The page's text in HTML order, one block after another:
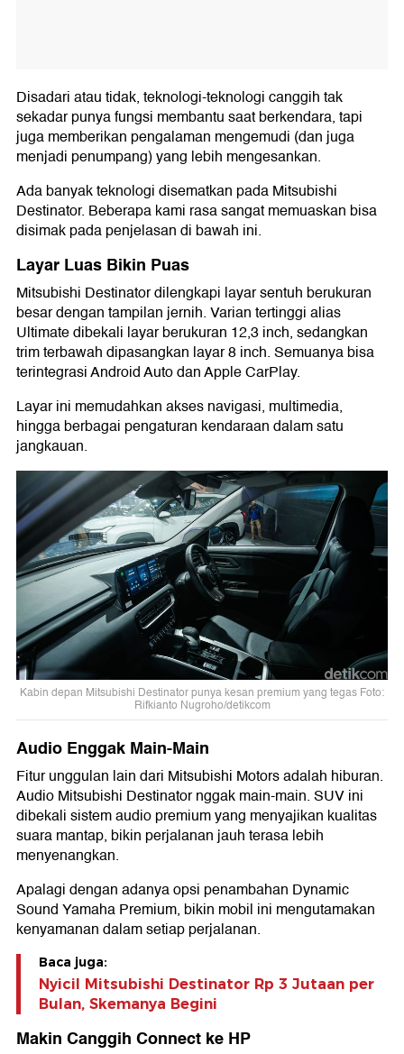
Disadari atau tidak, teknologi-teknologi canggih tak
sekadar punya fungsi membantu saat berkendara, tapi
juga memberikan pengalaman mengemudi (dan juga
menjadi penumpang) yang lebih mengesankan.
Ada banyak teknologi disematkan pada Mitsubishi
Destinator. Beberapa kami rasa sangat memuaskan bisa
disimak pada penjelasan di bawah ini.
Layar Luas Bikin Puas
Mitsubishi Destinator dilengkapi layar sentuh berukuran
besar dengan tampilan jernih. Varian tertinggi alias
Ultimate dibekali layar berukuran 12,3 inch, sedangkan
trim terbawah dipasangkan layar 8 inch. Semuanya bisa
terintegrasi Android Auto dan Apple CarPlay.
Layar ini memudahkan akses navigasi, multimedia,
hingga berbagai pengaturan kendaraan dalam satu
jangkauan.
Kabin depan Mitsubishi Destinator punya kesan premium yang tegas Foto:
Rifkianto Nugroho/detikcom
Audio Enggak Main-Main
Fitur unggulan lain dari Mitsubishi Motors adalah hiburan.
Audio Mitsubishi Destinator nggak main-main. SUV ini
dibekali sistem audio premium yang menyajikan kualitas
suara mantap, bikin perjalanan jauh terasa lebih
menyenangkan.
Apalagi dengan adanya opsi penambahan Dynamic
Sound Yamaha Premium, bikin mobil ini mengutamakan
kenyamanan dalam setiap perjalanan.
Baca juga:
Nyicil Mitsubishi Destinator Rp 3 Jutaan per
Bulan, Skemanya Begini
Makin Canggih Connect ke HP